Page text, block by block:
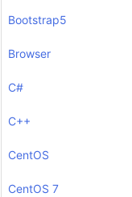
Bootstrap5
Browser
C#
C++
CentOS
CentOS 7